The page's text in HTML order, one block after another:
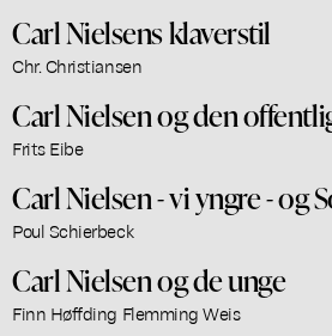
Carl Nielsens klaverstil
Chr. Christiansen
Carl Nielsen og den
Frits Eibe
Carl Nielsen - vi yngre - og
Poul Schierbeck
Carl Nielsen og de unge
Finn Høffding Flemming Weis